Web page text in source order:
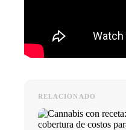
RELACIONADO